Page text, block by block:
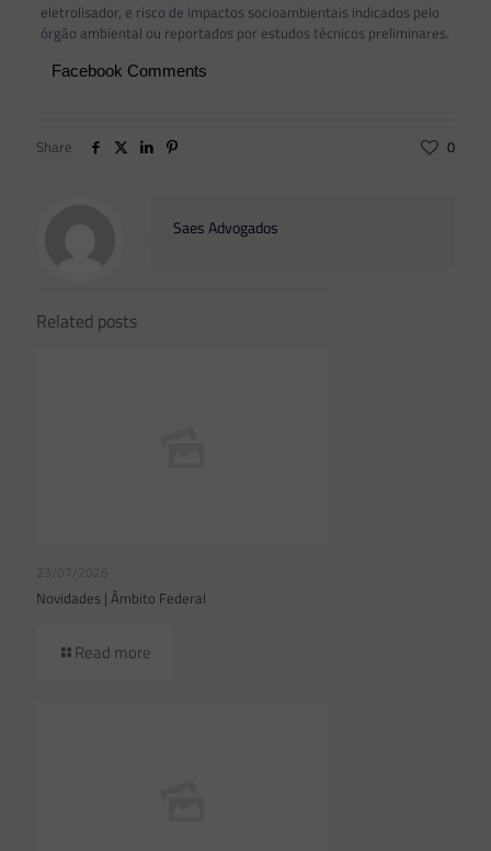
eletrolisador, e risco de impactos socioambientais indicados pelo
órgão ambiental ou reportados por estudos técnicos preliminares.
Facebook Comments
Share 0
Saes Advogados
Related posts
23/07/2026
Novidades | Âmbito Federal
Read more